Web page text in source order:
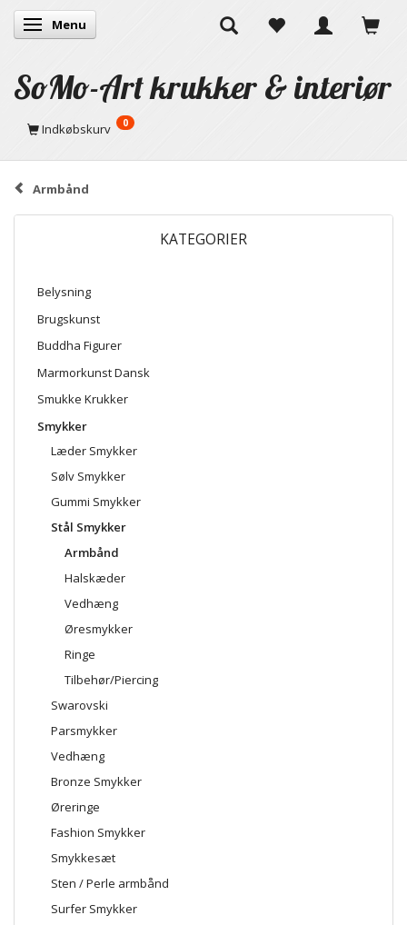
Skifte navigation
Menu
SoMo-Art krukker & interiør
Indkøbskurv 0
Armbånd
KATEGORIER
Belysning
Brugskunst
Buddha Figurer
Marmorkunst Dansk
Smukke Krukker
Smykker
Læder Smykker
Sølv Smykker
Gummi Smykker
Stål Smykker
Armbånd
Halskæder
Vedhæng
Øresmykker
Ringe
Tilbehør/Piercing
Swarovski
Parsmykker
Vedhæng
Bronze Smykker
Øreringe
Fashion Smykker
Smykkesæt
Sten / Perle armbånd
Surfer Smykker